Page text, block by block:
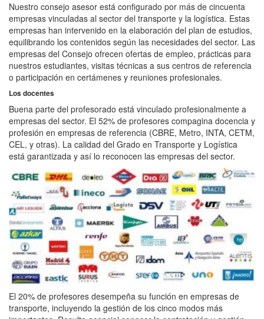
Nuestro consejo asesor está configurado por más de cincuenta
empresas vinculadas al sector del transporte y la logística. Estas
empresas han intervenido en la elaboración del plan de estudios,
equilibrando los contenidos según las necesidades del sector. Las
empresas del Consejo ofrecen ofertas de empleo, prácticas para
nuestros estudiantes, visitas técnicas a sus centros de referencia
o participación en certámenes y reuniones profesionales.
Los docentes
Buena parte del profesorado está vinculado profesionalmente a
empresas del sector. El 52% de profesores compagina docencia y
profesión en empresas de referencia (CBRE, Metro, INTA, CETM,
CEL, y otras). La calidad del Grado en Transporte y Logística
está garantizada y así lo reconocen las empresas del sector.
El 20% de profesores desempeña su función en empresas de
transporte, incluyendo la gestión de los cinco modos más